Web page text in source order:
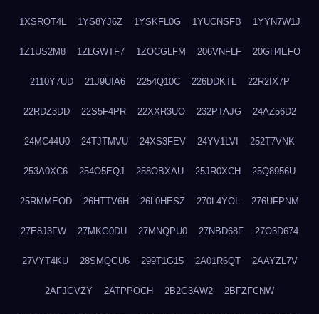
1XSROT4L 1YS8YJ6Z 1YSKFL0G 1YUCNSFB 1YYN7W1J
1Z1US2M8 1ZLGWTF7 1ZOCGLFM 206VNFLF 20GH4EFO
2110Y7UD 21J9UIA6 2254Q10C 226DDKTL 22R2IX7P
22RDZ3DD 22S5F4PR 22XXR3UO 232PTAJG 24AZ56D2
24MC44U0 24TJTMVU 24XS3FEV 24YV1LVI 252T7VNK
253A0XC6 254O5EQJ 258OBXAU 25JR0XCH 25Q8956U
25RMMEOD 26HTTV6H 26L0HESZ 270L4YOL 276UFPNM
27E8J3FW 27MKG0DU 27MNQPU0 27NBD68F 27O3D674
27VYT4KU 28SMQGU6 299T1G15 2A01R6QT 2AAYZL7V
2AFJGVZY 2ATPPOCH 2B2G3AW2 2BFZFCNW